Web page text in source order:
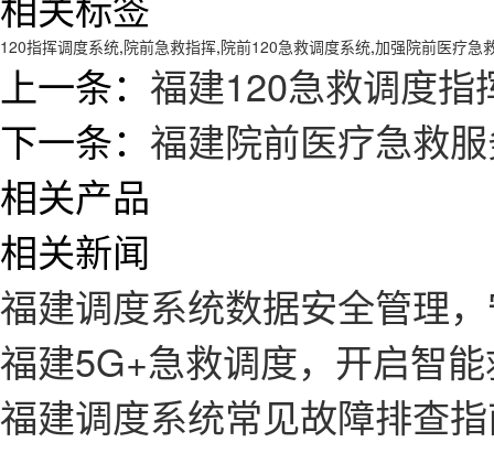
120指挥调度系统,院前急救指挥,院前120急救调度系统,加强院前医疗急
上一条： 福建120急救调度指
下一条： 福建院前医疗急救
相关产品
相关新闻
福建调度系统数据安全管理
福建5G+急救调度，开启智
福建调度系统常见故障排查